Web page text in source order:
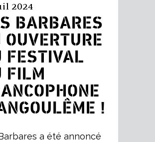
2024
BARBARES
OUVERTURE
FESTIVAL
FILM
!
a été annoncé